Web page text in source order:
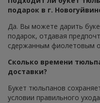
подарок в г.
Да. Вы можете дарить
подарок, отдавая
сдержанным фиолетовым
Сколько времени
доставки?
Букет тюльпанов
условии правильного